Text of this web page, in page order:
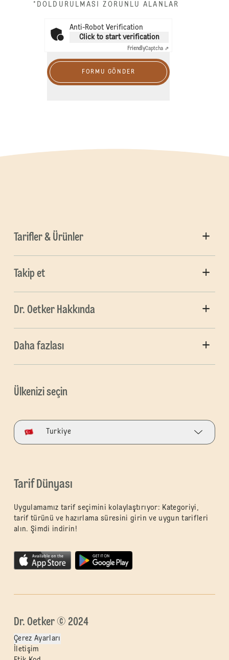
*DOLDURULMASI ZORUNLU ALANLAR
Anti-Robot Verification
Click to start verification
FriendlyCaptcha ⇗
FORMU GÖNDER
Tarifler & Ürünler
Takip et
Dr. Oetker Hakkında
Daha fazlası
Ülkenizi seçin
Turkiye
Tarif Dünyası
Uygulamamız tarif seçimini kolaylaştırıyor: Kategoriyi,
tarif türünü ve hazırlama süresini girin ve uygun tarifleri
alın. Şimdi indirin!
Dr. Oetker © 2024
Çerez Ayarları
İletişim